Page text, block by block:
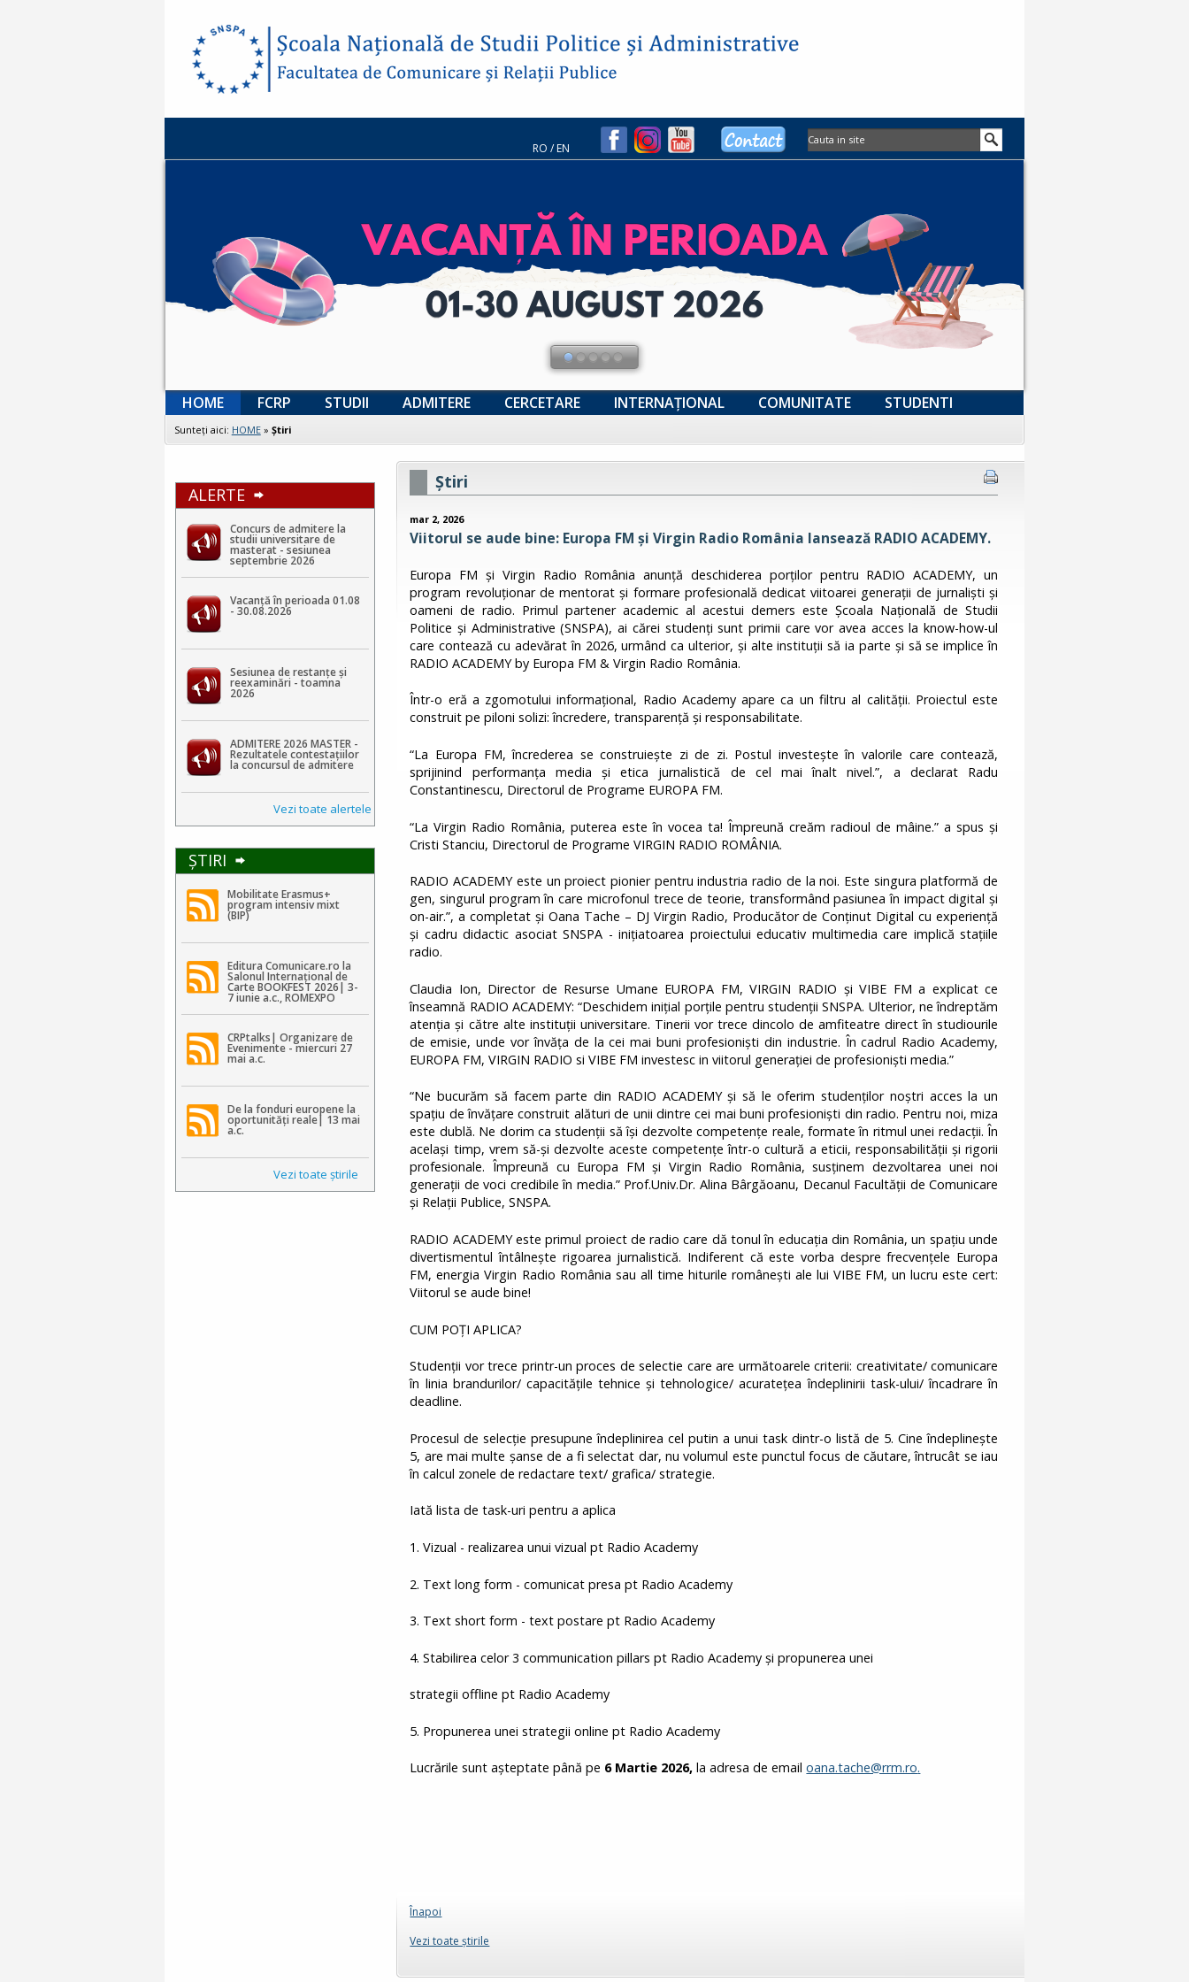
RO /EN
HOME FCRP STUDII ADMITERE CERCETARE INTERNAȚIONAL COMUNITATE STUDENTI
Sunteţi aici: HOME» Ştiri
ALERTE
Concurs de admitere la
studii universitare de
masterat - sesiunea
septembrie 2026
Vacanță în perioada 01.08
- 30.08.2026
Sesiunea de restanțe și
reexaminări - toamna
2026
ADMITERE 2026 MASTER -
Rezultatele contestaţiilor
la concursul de admitere
Vezi toate alertele
ŞTIRI
Mobilitate Erasmus+
program intensiv mixt
(BIP)
Editura Comunicare.ro la
Salonul Internațional de
Carte BOOKFEST 2026| 3-
7 iunie a.c., ROMEXPO
CRPtalks| Organizare de
Evenimente - miercuri 27
mai a.c.
De la fonduri europene la
oportunități reale| 13 mai
a.c.
Vezi toate ştirile
Ştiri
mar 2, 2026
Viitorul se aude bine: Europa FM și Virgin Radio România lansează RADIO ACADEMY.
Europa FM și Virgin Radio România anunță deschiderea porților pentru RADIO ACADEMY, un
program revoluționar de mentorat și formare profesională dedicat viitoarei generații de jurnaliști și
oameni de radio. Primul partener academic al acestui demers este Școala Națională de Studii
Politice și Administrative (SNSPA), ai cărei studenți sunt primii care vor avea acces la know-how-ul
care contează cu adevărat în 2026, urmând ca ulterior, și alte instituții să ia parte și să se implice în
RADIO ACADEMY by Europa FM & Virgin Radio România.
Într-o eră a zgomotului informațional, Radio Academy apare ca un filtru al calității. Proiectul este
construit pe piloni solizi: încredere, transparență și responsabilitate.
“La Europa FM, încrederea se construiește zi de zi. Postul investește în valorile care contează,
sprijinind performanța media și etica jurnalistică de cel mai înalt nivel.”, a declarat Radu
Constantinescu, Directorul de Programe EUROPA FM.
“La Virgin Radio România, puterea este în vocea ta! Împreună creăm radioul de mâine.” a spus și
Cristi Stanciu, Directorul de Programe VIRGIN RADIO ROMÂNIA.
RADIO ACADEMY este un proiect pionier pentru industria radio de la noi. Este singura platformă de
gen, singurul program în care microfonul trece de teorie, transformând pasiunea în impact digital și
on-air.”, a completat și Oana Tache – DJ Virgin Radio, Producător de Conținut Digital cu experiență
și cadru didactic asociat SNSPA - inițiatoarea proiectului educativ multimedia care implică stațiile
radio.
Claudia Ion, Director de Resurse Umane EUROPA FM, VIRGIN RADIO și VIBE FM a explicat ce
înseamnă RADIO ACADEMY: “Deschidem inițial porțile pentru studenții SNSPA. Ulterior, ne îndreptăm
atenția și către alte instituții universitare. Tinerii vor trece dincolo de amfiteatre direct în studiourile
de emisie, unde vor învăța de la cei mai buni profesioniști din industrie. În cadrul Radio Academy,
EUROPA FM, VIRGIN RADIO si VIBE FM investesc in viitorul generației de profesioniști media.”
“Ne bucurăm să facem parte din RADIO ACADEMY și să le oferim studenților noștri acces la un
spațiu de învățare construit alături de unii dintre cei mai buni profesioniști din radio. Pentru noi, miza
este dublă. Ne dorim ca studenții să își dezvolte competențe reale, formate în ritmul unei redacții. În
același timp, vrem să-și dezvolte aceste competențe într-o cultură a eticii, responsabilității și rigorii
profesionale. Împreună cu Europa FM și Virgin Radio România, susținem dezvoltarea unei noi
generații de voci credibile în media.” Prof.Univ.Dr. Alina Bârgăoanu, Decanul Facultății de Comunicare
și Relații Publice, SNSPA.
RADIO ACADEMY este primul proiect de radio care dă tonul în educația din România, un spațiu unde
divertismentul întâlnește rigoarea jurnalistică. Indiferent că este vorba despre frecvențele Europa
FM, energia Virgin Radio România sau all time hiturile românești ale lui VIBE FM, un lucru este cert:
Viitorul se aude bine!
CUM POȚI APLICA?
Studenții vor trece printr-un proces de selectie care are următoarele criterii: creativitate/ comunicare
în linia brandurilor/ capacitățile tehnice și tehnologice/ acuratețea îndeplinirii task-ului/ încadrare în
deadline.
Procesul de selecție presupune îndeplinirea cel putin a unui task dintr-o listă de 5. Cine îndeplinește
5, are mai multe șanse de a fi selectat dar, nu volumul este punctul focus de căutare, întrucât se iau
în calcul zonele de redactare text/ grafica/ strategie.
Iată lista de task-uri pentru a aplica
1. Vizual - realizarea unui vizual pt Radio Academy
2. Text long form - comunicat presa pt Radio Academy
3. Text short form - text postare pt Radio Academy
4. Stabilirea celor 3 communication pillars pt Radio Academy și propunerea unei
strategii offline pt Radio Academy
5. Propunerea unei strategii online pt Radio Academy
Lucrările sunt așteptate până pe 6 Martie 2026, la adresa de emailoana.tache@rrm.ro.
Înapoi
Vezi toate ştirile